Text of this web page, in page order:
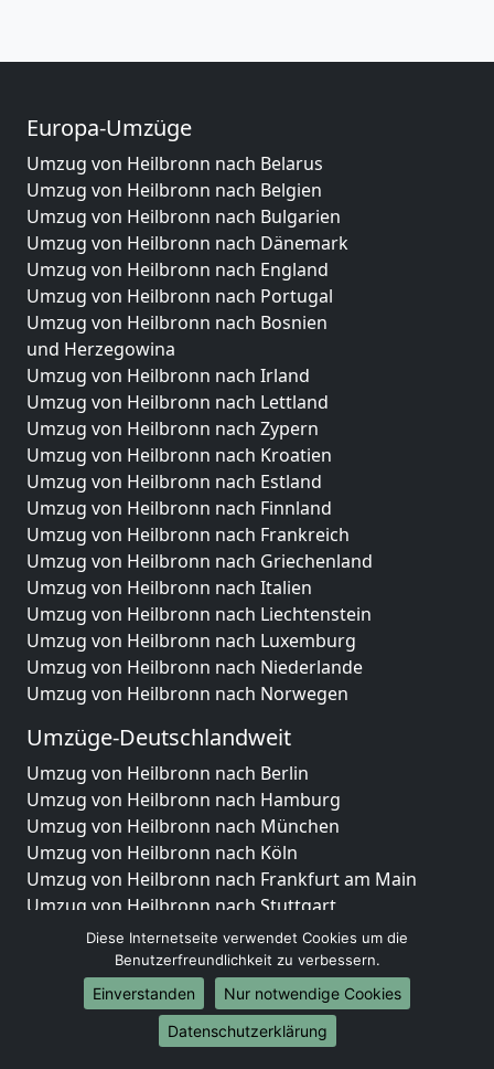
Europa-Umzüge
Umzug von Heilbronn nach Belarus
Umzug von Heilbronn nach Belgien
Umzug von Heilbronn nach Bulgarien
Umzug von Heilbronn nach Dänemark
Umzug von Heilbronn nach England
Umzug von Heilbronn nach Portugal
Umzug von Heilbronn nach Bosnien
und Herzegowina
Umzug von Heilbronn nach Irland
Umzug von Heilbronn nach Lettland
Umzug von Heilbronn nach Zypern
Umzug von Heilbronn nach Kroatien
Umzug von Heilbronn nach Estland
Umzug von Heilbronn nach Finnland
Umzug von Heilbronn nach Frankreich
Umzug von Heilbronn nach Griechenland
Umzug von Heilbronn nach Italien
Umzug von Heilbronn nach Liechtenstein
Umzug von Heilbronn nach Luxemburg
Umzug von Heilbronn nach Niederlande
Umzug von Heilbronn nach Norwegen
Umzüge-Deutschlandweit
Umzug von Heilbronn nach Berlin
Umzug von Heilbronn nach Hamburg
Umzug von Heilbronn nach München
Umzug von Heilbronn nach Köln
Umzug von Heilbronn nach Frankfurt am Main
Umzug von Heilbronn nach Stuttgart
Umzug von Heilbronn nach Düsseldorf
Umzug von Heilbronn nach Leipzig
Umzug von Heilbronn nach Dortmund
Umzug von Heilbronn nach Essen
Umzug von Heilbronn nach Bremen
Diese Internetseite verwendet Cookies um die
Benutzerfreundlichkeit zu verbessern.
Einverstanden
Nur notwendige Cookies
Datenschutzerklärung